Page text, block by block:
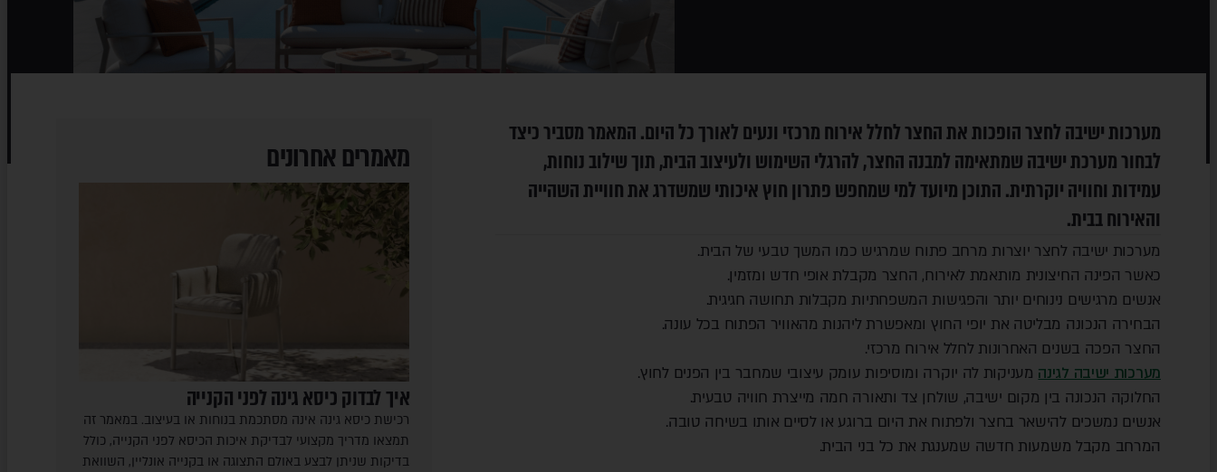
מערכות ישיבה לחצר הופכות את החצר לחלל אירוח מרכזי ונעים לאורך כל היום. המאמר מסביר כיצד
לבחור מערכת ישיבה שמתאימה למבנה החצר, להרגלי השימוש ולעיצוב הבית, תוך שילוב נוחות,
עמידות וחוויה יוקרתית. התוכן מיועד למי שמחפש פתרון חוץ איכותי שמשדרג את חוויית השהייה
והאירוח בבית.
מערכות ישיבה לחצר יוצרות מרחב פתוח שמרגיש כמו המשך טבעי של הבית.
כאשר הפינה החיצונית מותאמת לאירוח, החצר מקבלת אופי חדש ומזמין.
אנשים מרגישים נינוחים יותר והפגישות המשפחתיות מקבלות תחושה חגיגית.
הבחירה הנכונה מבליטה את יופי החוץ ומאפשרת ליהנות מהאוויר הפתוח בכל עונה.
החצר הפכה בשנים האחרונות לחלל אירוח מרכזי.
מערכות ישיבה לגינה מעניקות לה יוקרה ומוסיפות עומק עיצובי שמחבר בין הפנים לחוץ.
החלוקה הנכונה בין מקום ישיבה, שולחן צד ותאורה חמה מייצרת חוויה טבעית.
אנשים נמשכים להישאר בחצר ולפתוח את היום ברוגע או לסיים אותו בשיחה טובה.
המרחב מקבל משמעות חדשה שמענגת את כל בני הבית.
מאמרים אחרונים
איך לבדוק כיסא גינה לפני הקנייה
רכישת כיסא גינה אינה מסתכמת בנוחות או בעיצוב. במאמר זה
תמצאו מדריך מקצועי לבדיקת איכות הכיסא לפני הקנייה, כולל
בדיקות שניתן לבצע באולם התצוגה או בקנייה אונליין, השוואת